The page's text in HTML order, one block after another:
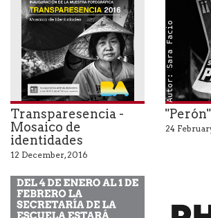
Transparesencia -
Mosaico de
identidades
12 December, 2016
Autor: Sara Facio
24